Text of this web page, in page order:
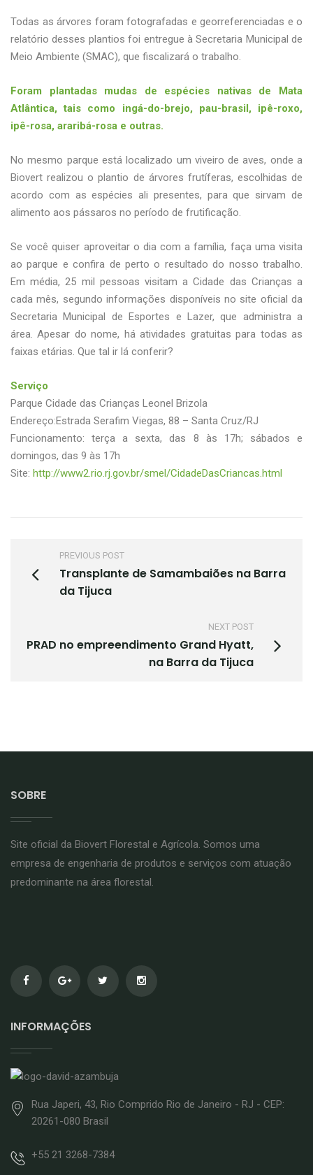
Todas as árvores foram fotografadas e georreferenciadas e o
relatório desses plantios foi entregue à Secretaria Municipal de
Meio Ambiente (SMAC), que fiscalizará o trabalho.
Foram plantadas mudas de espécies nativas de Mata
Atlântica, tais como ingá-do-brejo, pau-brasil, ipê-roxo,
ipê-rosa, araribá-rosa e outras.
No mesmo parque está localizado um viveiro de aves, onde a
Biovert realizou o plantio de árvores frutíferas, escolhidas de
acordo com as espécies ali presentes, para que sirvam de
alimento aos pássaros no período de frutificação.
Se você quiser aproveitar o dia com a família, faça uma visita
ao parque e confira de perto o resultado do nosso trabalho.
Em média, 25 mil pessoas visitam a Cidade das Crianças a
cada mês, segundo informações disponíveis no site oficial da
Secretaria Municipal de Esportes e Lazer, que administra a
área. Apesar do nome, há atividades gratuitas para todas as
faixas etárias. Que tal ir lá conferir?
Serviço
Parque Cidade das Crianças Leonel Brizola
Endereço:Estrada Serafim Viegas, 88 – Santa Cruz/RJ
Funcionamento: terça a sexta, das 8 às 17h; sábados e
domingos, das 9 às 17h
Site: http://www2.rio.rj.gov.br/smel/CidadeDasCriancas.html
PREVIOUS POST
Transplante de Samambaiões na Barra
da Tijuca
NEXT POST
PRAD no empreendimento Grand Hyatt,
na Barra da Tijuca
SOBRE
Site oficial da Biovert Florestal e Agrícola. Somos uma
empresa de engenharia de produtos e serviços com atuação
predominante na área florestal.
INFORMAÇÕES
Rua Japeri, 43, Rio Comprido Rio de Janeiro - RJ - CEP:
20261-080 Brasil
+55 21 3268-7384